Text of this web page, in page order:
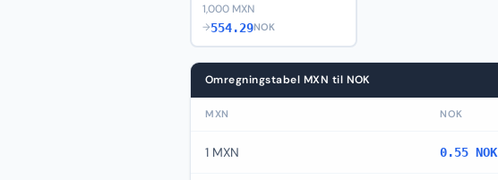
1,000 MXN
→554.29NOK
Omregningstabel MXN til NOK
MXN NOK
1 MXN 0.55 NOK